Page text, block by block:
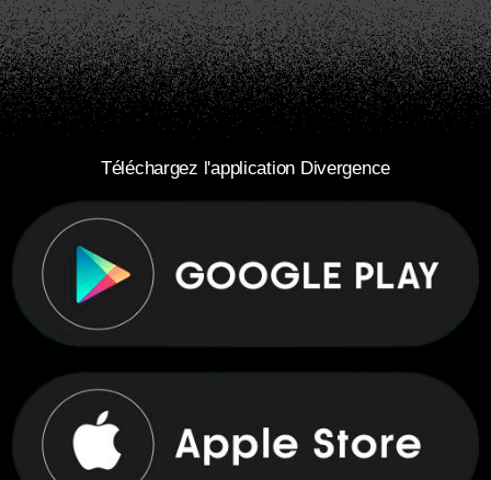
Téléchargez l'application Divergence